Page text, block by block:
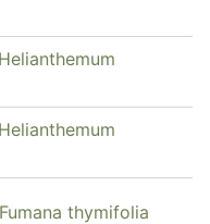
thymifolia